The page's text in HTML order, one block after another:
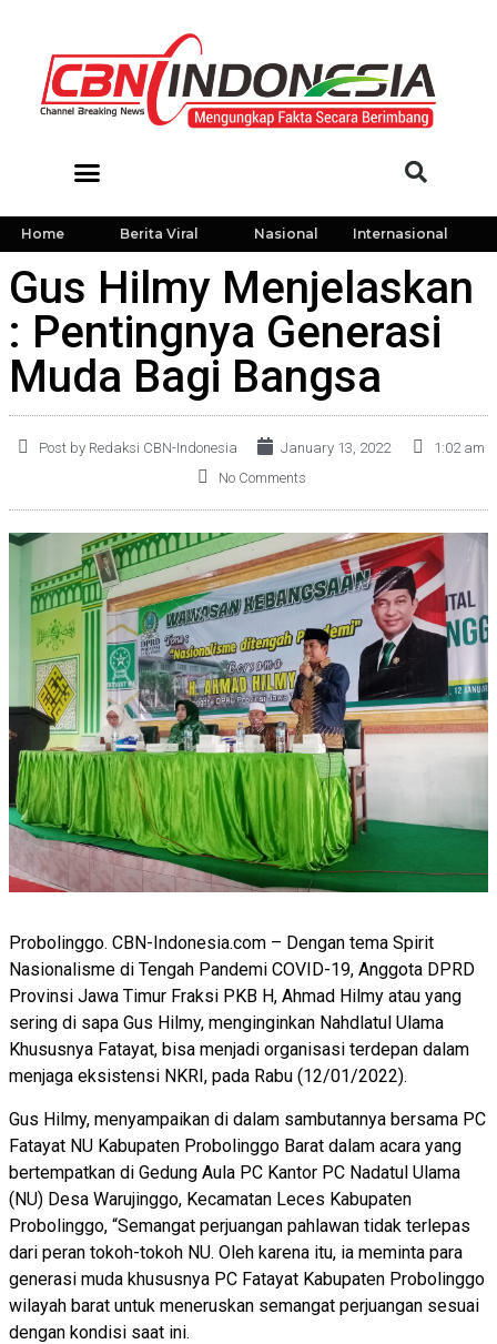
Home Berita Viral Nasional Internasional
Gus Hilmy Menjelaskan
: Pentingnya Generasi
Muda Bagi Bangsa
Post by Redaksi CBN-Indonesia January 13, 2022
1:02 am
No Comments
Probolinggo. CBN-Indonesia.com – Dengan tema Spirit
Nasionalisme di Tengah Pandemi COVID-19, Anggota DPRD
Provinsi Jawa Timur Fraksi PKB H, Ahmad Hilmy atau yang
sering di sapa Gus Hilmy, menginginkan Nahdlatul Ulama
Khususnya Fatayat, bisa menjadi organisasi terdepan dalam
menjaga eksistensi NKRI, pada Rabu (12/01/2022).
Gus Hilmy, menyampaikan di dalam sambutannya bersama PC
Fatayat NU Kabupaten Probolinggo Barat dalam acara yang
bertempatkan di Gedung Aula PC Kantor PC Nadatul Ulama
(NU) Desa Warujinggo, Kecamatan Leces Kabupaten
Probolinggo, “Semangat perjuangan pahlawan tidak terlepas
dari peran tokoh-tokoh NU. Oleh karena itu, ia meminta para
generasi muda khususnya PC Fatayat Kabupaten Probolinggo
wilayah barat untuk meneruskan semangat perjuangan sesuai
dengan kondisi saat ini.